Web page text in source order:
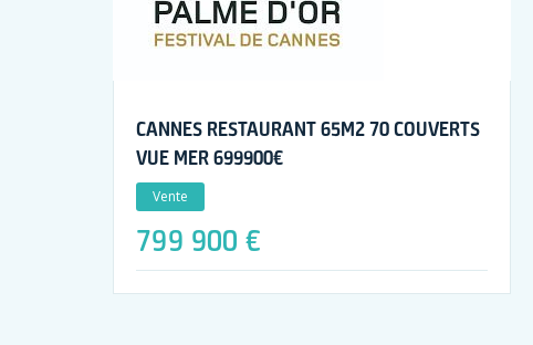
CANNES RESTAURANT 65M2 70 COUVERTS
VUE MER 699900€
Vente
799 900 €